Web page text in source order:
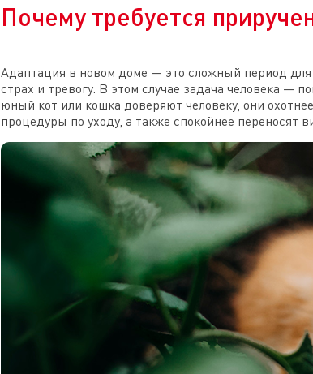
Почему требуется
Адаптация в новом доме — это сложный период
страх и тревогу. В этом случае задача человека —
юный кот или кошка доверяют человеку, они
процедуры по уходу, а также спокойнее переносят